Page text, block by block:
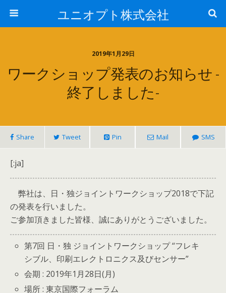
ユニオプト株式会社
2019年1月29日
ワークショップ発表のお知らせ -
終了しました-
Share Tweet Pin Mail SMS
[:ja]
弊社は、日・独ジョイントワークショップ2018で下記
の発表を行いました。
ご参加頂きました皆様、誠にありがとうございました。
第7回 日・独 ジョイントワークショップ “フレキ
シブル、印刷エレクトロニクス及びセンサー”
会期 : 2019年1月28日(月)
場所 : 東京国際フォーラム